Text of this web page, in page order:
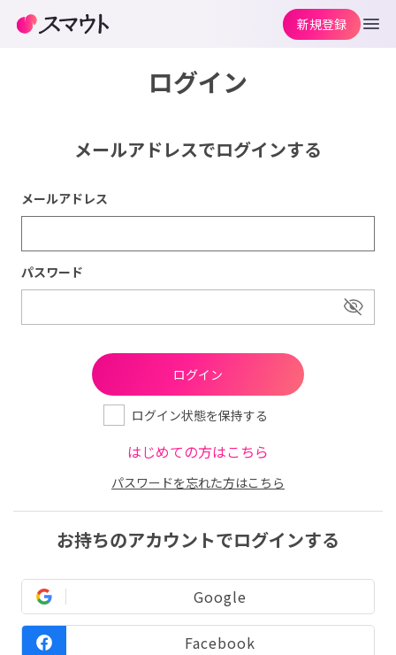
ログイン
メールアドレスでログインする
メールアドレス
パスワード
ログイン状態を保持する
はじめての方はこちら
パスワードを忘れた方はこちら
お持ちのアカウントでログインする
Google
Facebook
新規登録